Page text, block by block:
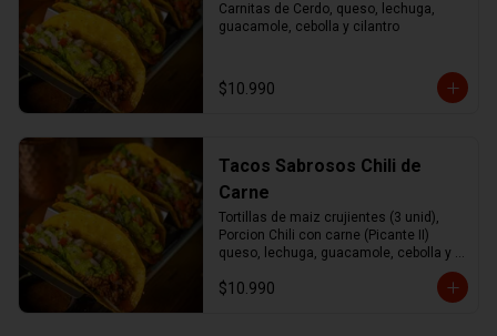
Carnitas de Cerdo, queso, lechuga,
guacamole, cebolla y cilantro
$10.990
Tacos Sabrosos Chili de
Carne
Tortillas de maiz crujientes (3 unid),
Porcion Chili con carne (Picante II)
queso, lechuga, guacamole, cebolla y
$10.990